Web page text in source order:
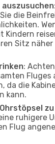
:
die
Kindern
Sitz
:
Fluges
da die
kann.
ruhigere
Flug